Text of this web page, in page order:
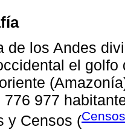
de los Andes
el golfo
776 977
y Censos (